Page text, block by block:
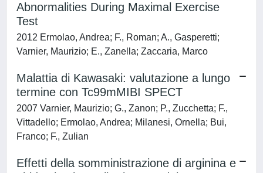
Abnormalities During Maximal Exercise
Test
2012 Ermolao, Andrea; F., Roman; A., Gasperetti;
Varnier, Maurizio; E., Zanella; Zaccaria, Marco
Malattia di Kawasaki: valutazione a lungo
termine con Tc99mMIBI SPECT
2007 Varnier, Maurizio; G., Zanon; P., Zucchetta; F.,
Vittadello; Ermolao, Andrea; Milanesi, Ornella; Bui,
Franco; F., Zulian
Effetti della somministrazione di arginina e